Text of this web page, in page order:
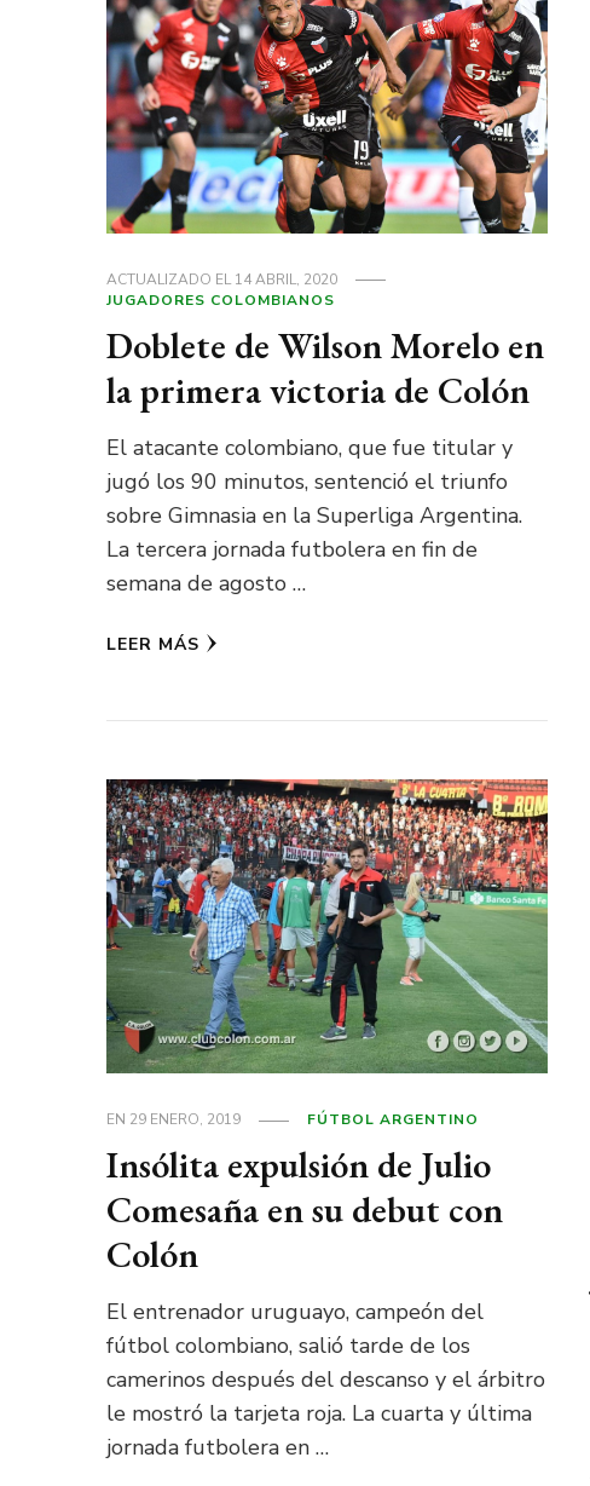
ACTUALIZADO EL14 ABRIL, 2020
JUGADORES COLOMBIANOS
Doblete de Wilson Morelo en
la primera victoria de Colón
El atacante colombiano, que fue titular y
jugó los 90 minutos, sentenció el triunfo
sobre Gimnasia en la Superliga Argentina.
La tercera jornada futbolera en fin de
semana de agosto …
LEER MÁS
EN 29 ENERO, 2019 FÚTBOL ARGENTINO
Insólita expulsión de Julio
Comesaña en su debut con
Colón
El entrenador uruguayo, campeón del
fútbol colombiano, salió tarde de los
camerinos después del descanso y el árbitro
le mostró la tarjeta roja. La cuarta y última
jornada futbolera en …